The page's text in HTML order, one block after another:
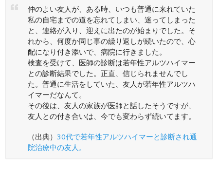
仲のよい友人が、ある時、いつも普通に来れていた
私の自宅までの道を忘れてしまい、迷ってしまった
と、連絡が入り、迎えに出たのが始まりでした。そ
れから、何度か同じ事の繰り返しが続いたので、心
配になり付き添いで、病院に行きました。
検査を受けて、医師の診断は若年性アルツハイマー
との診断結果でした。正直、信じられませんでし
た。普通に生活をしていた、友人が若年性アルツハ
イマーだなんて。
その後は、友人の家族が医師と話したそうですが、
友人との付き合いは、今でも変わらず続いてます。
（出典） 30代で若年性アルツハイマーと診断され通
院治療中の友人。